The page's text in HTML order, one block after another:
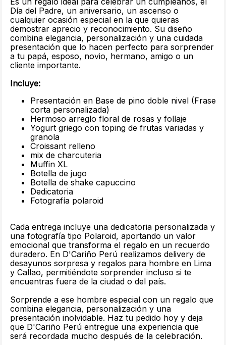
Día del Padre, un aniversario, un ascenso o
cualquier ocasión especial en la que quieras
demostrar aprecio y reconocimiento. Su diseño
combina elegancia, personalización y una cuidada
presentación que lo hacen perfecto para sorprender
a tu papá, esposo, novio, hermano, amigo o un
cliente importante.
Incluye:
Presentación en Base de pino doble nivel (Frase
corta personalizada)
Hermoso arreglo floral de rosas y follaje
Yogurt griego con toping de frutas variadas y
granola
Croissant relleno
mix de charcuteria
Muffin XL
Botella de jugo
Botella de shake capuccino
Dedicatoria
Fotografía polaroid
Cada entrega incluye una dedicatoria personalizada y
una fotografía tipo Polaroid, aportando un valor
emocional que transforma el regalo en un recuerdo
duradero. En D'Cariño Perú realizamos delivery de
desayunos sorpresa y regalos para hombre en Lima
y Callao, permitiéndote sorprender incluso si te
encuentras fuera de la ciudad o del país.
Sorprende a ese hombre especial con un regalo que
combina elegancia, personalización y una
presentación inolvidable. Haz tu pedido hoy y deja
que D'Cariño Perú entregue una experiencia que
será recordada mucho después de la celebración.